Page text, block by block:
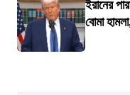
ইরানের
বোমা